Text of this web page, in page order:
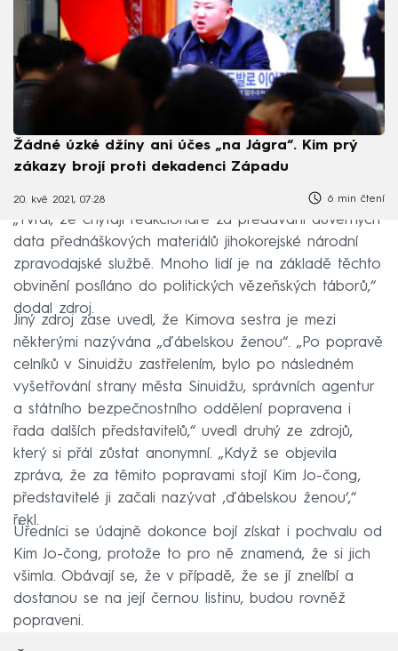
Žádné úzké džíny ani účes „na Jágra“. Kim prý
zákazy brojí proti dekadenci Západu
20. kvě 2021, 07:28 6 min čtení
„Tvrdí, že chytají reakcionáře za předávání důvěrných
data přednáškových materiálů jihokorejské národní
zpravodajské službě. Mnoho lidí je na základě těchto
obvinění posíláno do politických vězeňských táborů,“
dodal zdroj.
Jiný zdroj zase uvedl, že Kimova sestra je mezi
některými nazývána „ďábelskou ženou“. „Po popravě
celníků v Sinuidžu zastřelením, bylo po následném
vyšetřování strany města Sinuidžu, správních agentur
a státního bezpečnostního oddělení popravena i
řada dalších představitelů,“ uvedl druhý ze zdrojů,
který si přál zůstat anonymní. „Když se objevila
zpráva, že za těmito popravami stojí Kim Jo-čong,
představitelé ji začali nazývat ‚ďábelskou ženou‘,“
řekl.
Úředníci se údajně dokonce bojí získat i pochvalu od
Kim Jo-čong, protože to pro ně znamená, že si jich
všimla. Obávají se, že v případě, že se jí znelíbí a
dostanou se na její černou listinu, budou rovněž
popraveni.